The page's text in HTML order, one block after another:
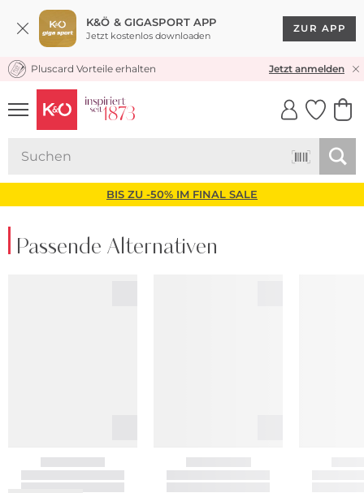
K&Ö & GIGASPORT APP
Jetzt kostenlos downloaden
ZUR APP
KOSTENLOSER VERSAND* & RÜCKVERSAND
Pluscard Vorteile erhalten Jetzt anmelden
UNSERE APP
CLICK &
BIS ZU -50% IM FINAL SALE
Passende Alternativen